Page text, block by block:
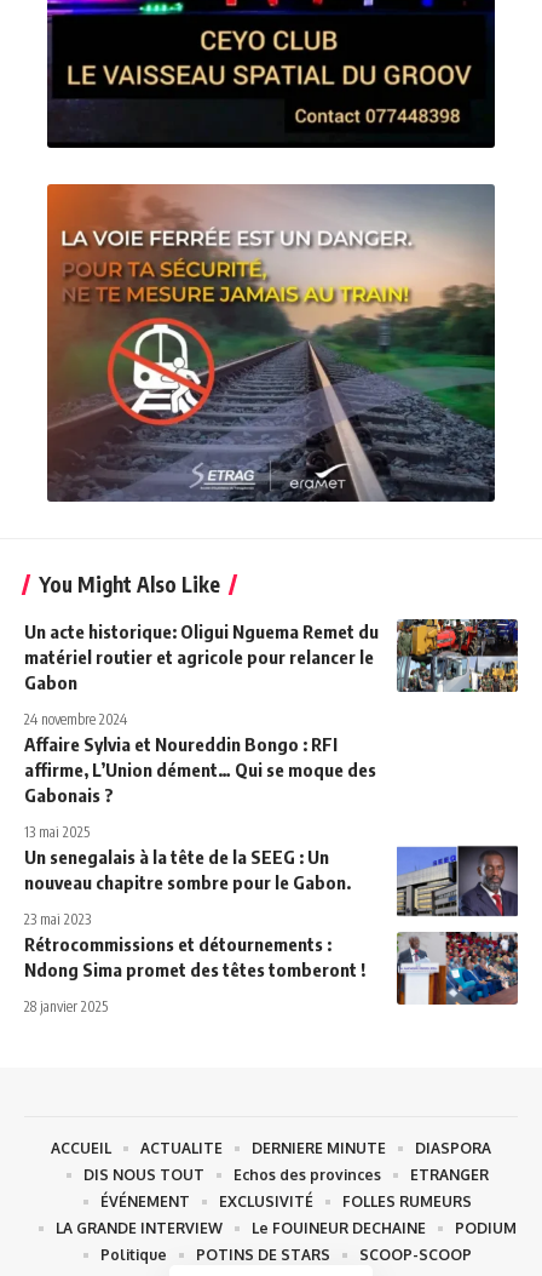
You Might Also Like
Un acte historique: Oligui Nguema Remet du
matériel routier et agricole pour relancer le
Gabon
24 novembre 2024
Affaire Sylvia et Noureddin Bongo : RFI
affirme, L’Union dément… Qui se moque des
Gabonais ?
13 mai 2025
Un senegalais à la tête de la SEEG : Un
nouveau chapitre sombre pour le Gabon.
23 mai 2023
Rétrocommissions et détournements :
Ndong Sima promet des têtes tomberont !
28 janvier 2025
ACCUEIL ACTUALITE DERNIERE MINUTE
DIASPORA
DIS NOUS TOUT
Echos des provinces
ETRANGER
ÉVÉNEMENT
EXCLUSIVITÉ
FOLLES RUMEURS
LA GRANDE INTERVIEW
Le FOUINEUR DECHAINE
PODIUM
Politique
POTINS DE STARS
SCOOP-SCOOP